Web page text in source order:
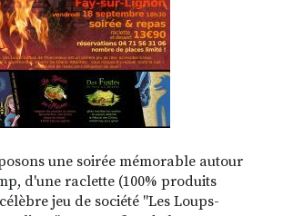
une soirée mémorable autour
d'une raclette (100% produits
jeu de société "Les Loups-